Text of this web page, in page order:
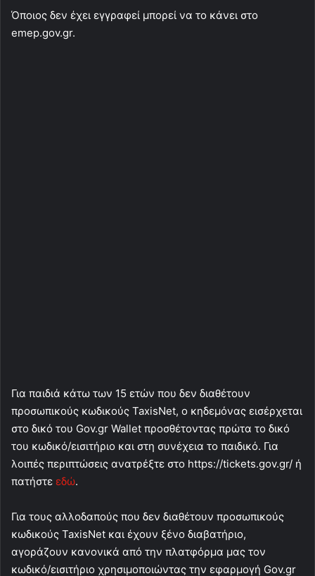
Όποιος δεν έχει εγγραφεί μπορεί να το κάνει στο
emep.gov.gr.
Για παιδιά κάτω των 15 ετών που δεν διαθέτουν
προσωπικούς κωδικούς TaxisNet, ο κηδεμόνας εισέρχεται
στο δικό του Gov.gr Wallet προσθέτοντας πρώτα το δικό
του κωδικό/εισιτήριο και στη συνέχεια το παιδικό. Για
λοιπές περιπτώσεις ανατρέξτε στο https://tickets.gov.gr/ ή
πατήστε εδώ.
Για τους αλλοδαπούς που δεν διαθέτουν προσωπικούς
κωδικούς TaxisNet και έχουν ξένο διαβατήριο,
αγοράζουν κανονικά από την πλατφόρμα μας τον
κωδικό/εισιτήριο χρησιμοποιώντας την εφαρμογή Gov.gr